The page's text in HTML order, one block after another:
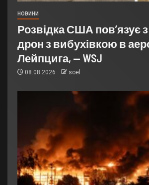
НОВИНИ
Розвідка США пов’язує
дрон з вибухівкою в
Лейпцига, — WSJ
08.08.2026 soel